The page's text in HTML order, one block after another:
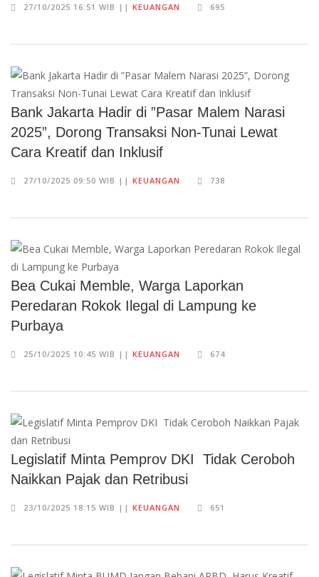
27/10/2025 16:51 WIB || KEUANGAN 695
Bank Jakarta Hadir di ”Pasar Malem Narasi
2025”, Dorong Transaksi Non-Tunai Lewat
Cara Kreatif dan Inklusif
27/10/2025 09:50 WIB || KEUANGAN 738
Bea Cukai Memble, Warga Laporkan
Peredaran Rokok Ilegal di Lampung ke
Purbaya
25/10/2025 10:45 WIB || KEUANGAN 674
Legislatif Minta Pemprov DKI Tidak Ceroboh
Naikkan Pajak dan Retribusi
23/10/2025 18:15 WIB || KEUANGAN 651